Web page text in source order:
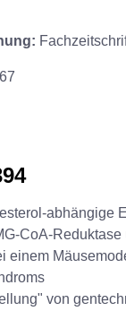
abhängige
CoA-Reduktase
einem
von